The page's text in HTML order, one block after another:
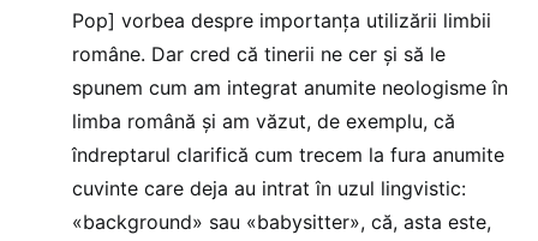
Pop] vorbea despre importanța utilizării limbii
române. Dar cred că tinerii ne cer și să le
spunem cum am integrat anumite neologisme în
limba română și am văzut, de exemplu, că
îndreptarul clarifică cum trecem la fura anumite
cuvinte care deja au intrat în uzul lingvistic:
«background» sau «babysitter», că, asta este,